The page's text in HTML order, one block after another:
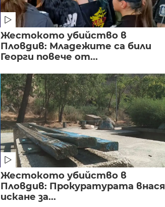
Жестокото убийство в
Пловдив: Младежите са били
Георги повече от...
Жестокото убийство в
Пловдив: Прокуратурата внася
искане за...